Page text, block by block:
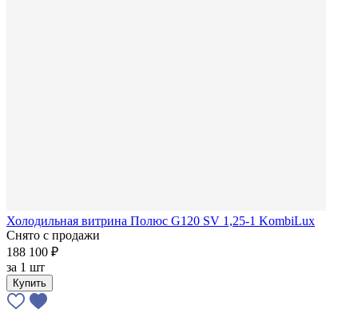
Холодильная витрина Полюс G120 SV 1,25-1 KombiLux
Снято с продажи
188 100 ₽
за 1 шт
Купить